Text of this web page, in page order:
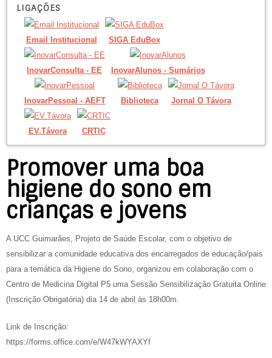
LIGAÇÕES
Email Institucional SIGA EduBox
InovarConsulta - EE InovarAlunos - Sumários
InovarPessoal - AEFT Biblioteca Jornal O Távora
EV.Távora CRTIC
Promover uma boa
higiene do sono em
crianças e jovens
A UCC Guimarães, Projeto de Saúde Escolar, com o objetivo de
sensibilizar a comunidade educativa dos encarregados de educação/pais
para a temática da Higiene do Sono, organizou em colaboração com o
Centro de Medicina Digital P5 uma Sessão Sensibilização Gratuita Online
(Inscrição Obrigatória) dia 14 de abril às 18h00m.
Link de Inscrição:
https://forms.office.com/e/W47kWYAXYf